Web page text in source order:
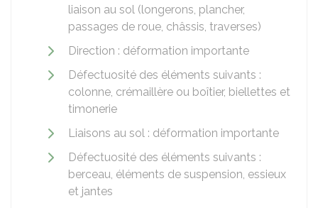
liaison au sol (longerons, plancher,
passages de roue, châssis, traverses)
Direction : déformation importante
Défectuosité des éléments suivants :
colonne, crémaillère ou boîtier, biellettes et
timonerie
Liaisons au sol : déformation importante
Défectuosité des éléments suivants :
berceau, éléments de suspension, essieux
et jantes